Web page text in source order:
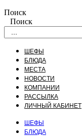
Поиск
Поиск
ШЕФЫ
БЛЮДА
МЕСТА
НОВОСТИ
КОМПАНИИ
РАССЫЛКА
ЛИЧНЫЙ КАБИНЕТ
ШЕФЫ
БЛЮДА